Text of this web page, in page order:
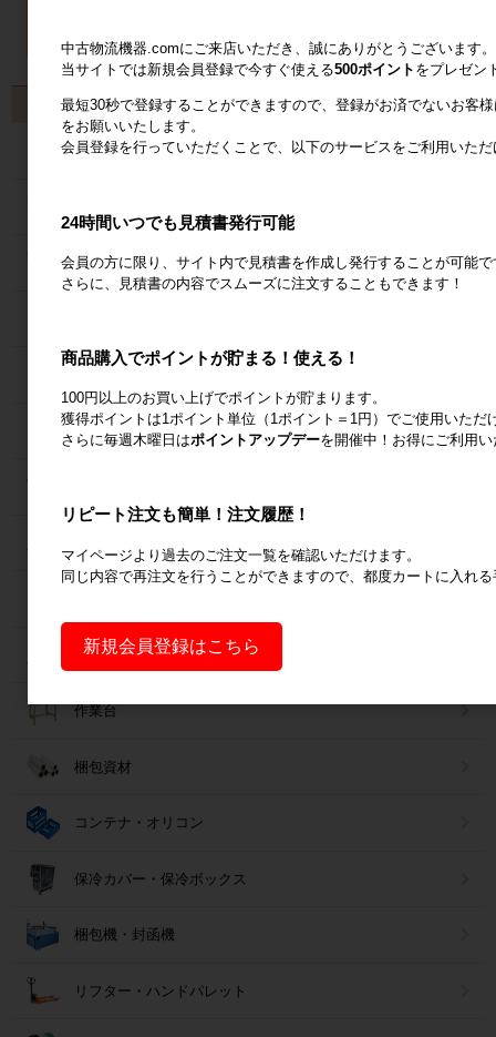
製品から探す
カゴ台車
メッシュパレット
Zラック
台車・手押し台車
作業台
梱包資材
コンテナ・オリコン
保冷カバー・保冷ボックス
梱包機・封函機
リフター・ハンドパレット
中古物流機器.comにご来店いただき、誠にありがとうございます。
当サイトでは新規会員登録で今すぐ使える500ポイント をプレゼン
最短30秒で登録することができますので、登録がお済でないお客
をお願いいたします。
会員登録を行っていただくことで、以下のサービスをご利用いた
24時間いつでも見積書発行可能
会員の方に限り、サイト内で見積書を作成し発行することが可能で
さらに、見積書の内容でスムーズに注文することもできます！
商品購入でポイントが貯まる！使える！
100円以上のお買い上げでポイントが貯まります。
獲得ポイントは1ポイント単位（1ポイント＝1円）でご使用いただ
さらに毎週木曜日はポイントアップデーを開催中！お得にご利用
リピート注文も簡単！注文履歴！
マイページより過去のご注文一覧を確認いただけます。
同じ内容で再注文を行うことができますので、都度カートに入れ
新規会員登録はこちら